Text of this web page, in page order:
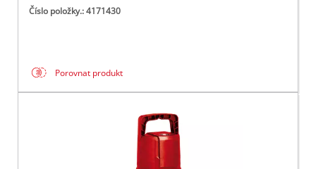
Číslo položky.: 4171430
Porovnat produkt